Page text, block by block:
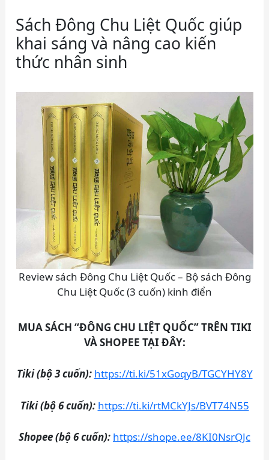
Sách Đông Chu Liệt Quốc giúp
khai sáng và nâng cao kiến
thức nhân sinh
Review sách Đông Chu Liệt Quốc – Bộ sách Đông
Chu Liệt Quốc (3 cuốn) kinh điển
MUA SÁCH “ĐÔNG CHU LIỆT QUỐC” TRÊN TIKI
VÀ SHOPEE TẠI ĐÂY:
Tiki (bộ 3 cuốn): https://ti.ki/51xGoqyB/TGCYHY8Y
Tiki (bộ 6 cuốn): https://ti.ki/rtMCkYJs/BVT74N55
Shopee (bộ 6 cuốn): https://shope.ee/8KI0NsrQJc